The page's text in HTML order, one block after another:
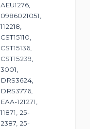
AEU1276,
0986021051,
112218,
CST15110,
CST15136,
CST15239,
3001,
DRS3624,
DRS3776,
EAA-121271,
11871, 25-
2387, 25-